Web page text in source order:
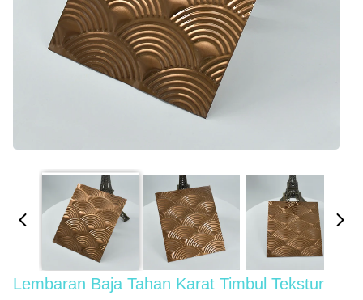
Lembaran Baja Tahan Karat Timbul Tekstur